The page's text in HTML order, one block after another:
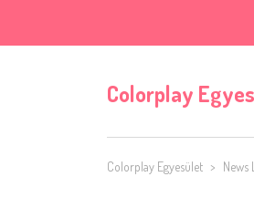
Colorplay
Colorplay Egyesület > News